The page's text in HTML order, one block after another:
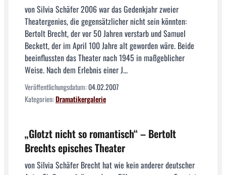
von Silvia Schäfer 2006 war das Gedenkjahr zweier
Theatergenies, die gegensätzlicher nicht sein könnten:
Bertolt Brecht, der vor 50 Jahren verstarb und Samuel
Beckett, der im April 100 Jahre alt geworden wäre. Beide
beeinflussten das Theater nach 1945 in maßgeblicher
Weise. Nach dem Erlebnis einer J...
Veröffentlichungsdatum:04.02.2007
Kategorien:Dramatikergalerie
„Glotzt nicht so romantisch“ – Bertolt
Brechts episches Theater
von Silvia Schäfer Brecht hat wie kein anderer deutscher